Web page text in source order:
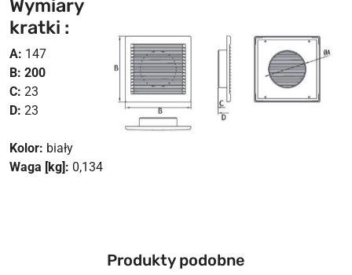
Wymiary
kratki :
A: 147
B: 200
C: 23
D: 23
Kolor: biały
Waga [kg]: 0,134
Pomiń karuzelę produktów
Produkty
Produkty podobne